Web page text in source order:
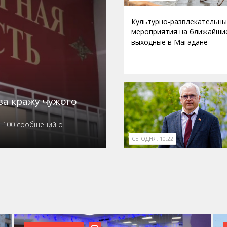
кражу чужого
100 сообщений о
Культурно-
мероприятия на
выходные в Магадане
СЕГОДНЯ, 10:22